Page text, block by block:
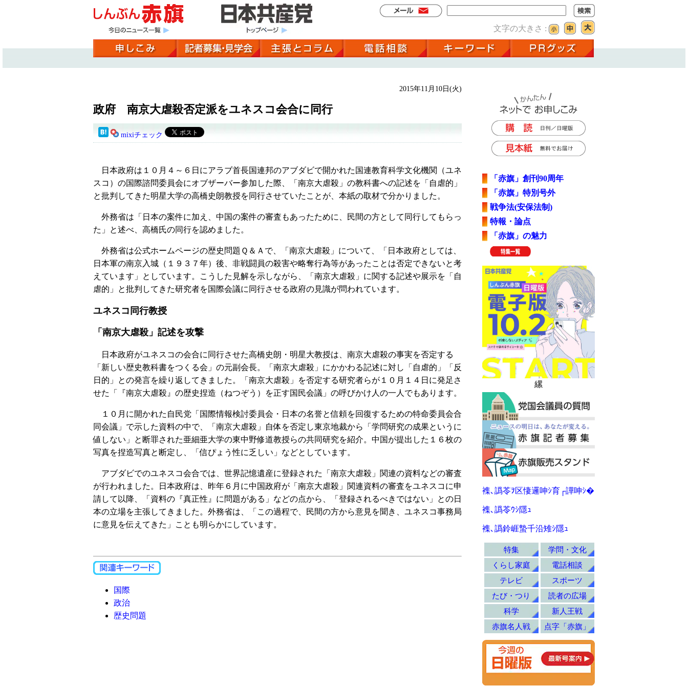
文字の大きさ :
2015年11月10日(火)
政府 南京大虐殺否定派をユネスコ会合に同行
mixiチェック
日本政府は１０月４～６日にアラブ首長国連邦のアブダビで開かれた国連教育科学文化機関（ユネ
スコ）の国際諮問委員会にオブザーバー参加した際、「南京大虐殺」の教科書への記述を「自虐的」
と批判してきた明星大学の高橋史朗教授を同行させていたことが、本紙の取材で分かりました。
外務省は「日本の案件に加え、中国の案件の審査もあったために、民間の方として同行してもらっ
た」と述べ、高橋氏の同行を認めました。
外務省は公式ホームページの歴史問題Ｑ＆Ａで、「南京大虐殺」について、「日本政府としては、
日本軍の南京入城（１９３７年）後、非戦闘員の殺害や略奪行為等があったことは否定できないと考
えています」としています。こうした見解を示しながら、「南京大虐殺」に関する記述や展示を「自
虐的」と批判してきた研究者を国際会議に同行させる政府の見識が問われています。
ユネスコ同行教授
「南京大虐殺」記述を攻撃
日本政府がユネスコの会合に同行させた高橋史朗・明星大教授は、南京大虐殺の事実を否定する
「新しい歴史教科書をつくる会」の元副会長。「南京大虐殺」にかかわる記述に対し「自虐的」「反
日的」との発言を繰り返してきました。「南京大虐殺」を否定する研究者らが１０月１４日に発足さ
せた「『南京大虐殺』の歴史捏造（ねつぞう）を正す国民会議」の呼びかけ人の一人でもあります。
１０月に開かれた自民党「国際情報検討委員会・日本の名誉と信頼を回復するための特命委員会合
同会議」で示した資料の中で、「南京大虐殺」自体を否定し東京地裁から「学問研究の成果というに
値しない」と断罪された亜細亜大学の東中野修道教授らの共同研究を紹介。中国が提出した１６枚の
写真を捏造写真と断定し、「信ぴょう性に乏しい」などとしています。
アブダビでのユネスコ会合では、世界記憶遺産に登録された「南京大虐殺」関連の資料などの審査
が行われました。日本政府は、昨年６月に中国政府が「南京大虐殺」関連資料の審査をユネスコに申
請して以降、「資料の『真正性』に問題がある」などの点から、「登録されるべきではない」との日
本の立場を主張してきました。外務省は、「この過程で、民間の方から意見を聞き、ユネスコ事務局
に意見を伝えてきた」ことも明らかにしています。
国際
政治
歴史問題
「赤旗」創刊90周年
「赤旗」特別号外
戦争法(安保法制)
特報・論点
「赤旗」の魅力
縲
襍､譌苓ｦ区悽邏呻ｼ育┌譁呻ｼ�
襍､譌苓ｳｼ隱ｭ
襍､譌鈴崕蟄千沿雉ｼ隱ｭ
特集
学問・文化
くらし家庭
電話相談
テレビ
スポーツ
たび・つり
読者の広場
科学
新人王戦
赤旗名人戦
点字「赤旗」